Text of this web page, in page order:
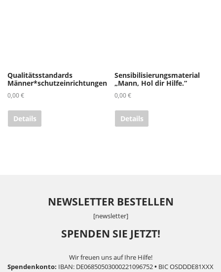
Qualitätsstandards
Männer*schutzeinrichtungen
0,00€
Details
Sensibilisierungsmaterial
„Mann, Hol dir Hilfe.“
0,00€
Details
NEWSLETTER BESTELLEN
[newsletter]
SPENDEN SIE JETZT!
Wir freuen uns auf Ihre Hilfe!
Spendenkonto: IBAN: DE06850503000221096752• BIC OSDDDE81XXX